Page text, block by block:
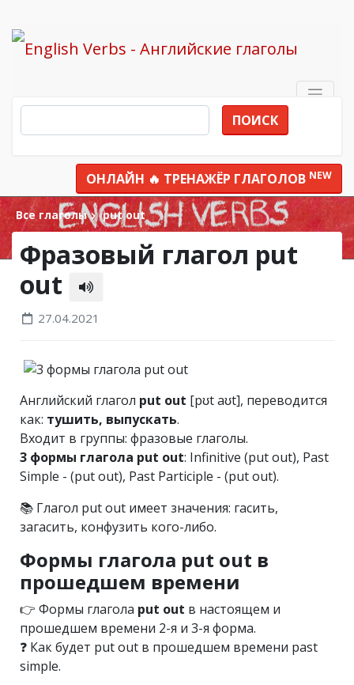
ПОИСК
ОНЛАЙН 🔥 ТРЕНАЖЁР ГЛАГОЛОВ NEW
Все глаголы put out
Фразовый глагол put
out
27.04.2021
Английский глагол put out [pʊt aʊt], переводится
как: тушить, выпускать.
Входит в группы: фразовые глаголы.
3 формы глагола put out: Infinitive (put out), Past
Simple - (put out), Past Participle - (put out).
📚 Глагол put out имеет значения: гасить,
загасить, конфузить кого-либо.
Формы глагола put out в
прошедшем времени
👉 Формы глагола put out в настоящем и
прошедшем времени 2-я и 3-я форма.
❓ Как будет put out в прошедшем времени past
simple.